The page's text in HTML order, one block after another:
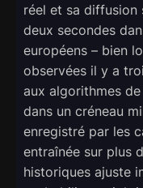
réel et sa diffusion
deux secondes
européens – bien
observées il y a
aux algorithmes
dans un créneau
enregistré par les
entraînée sur plus
historiques ajuste